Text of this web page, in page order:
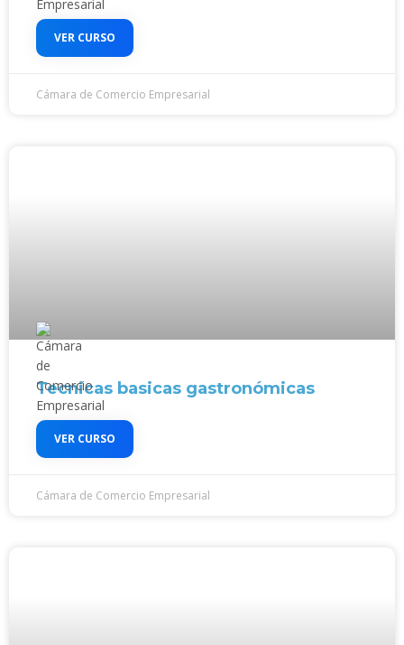
VER CURSO
Cámara de Comercio Empresarial
Tecnicas basicas gastronómicas
VER CURSO
Cámara de Comercio Empresarial